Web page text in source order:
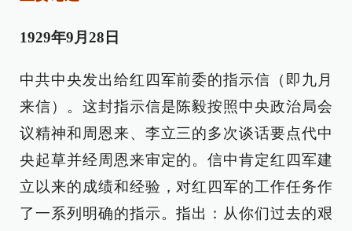
1929年9月28日
中共中央发出给红四军前委的指示信（即九月
来信）。这封指示信是陈毅按照中央政治局会
议精神和周恩来、李立三的多次谈话要点代中
央起草并经周恩来审定的。信中肯定红四军建
立以来的成绩和经验，对红四军的工作任务作
了一系列明确的指示。指出：从你们过去的艰